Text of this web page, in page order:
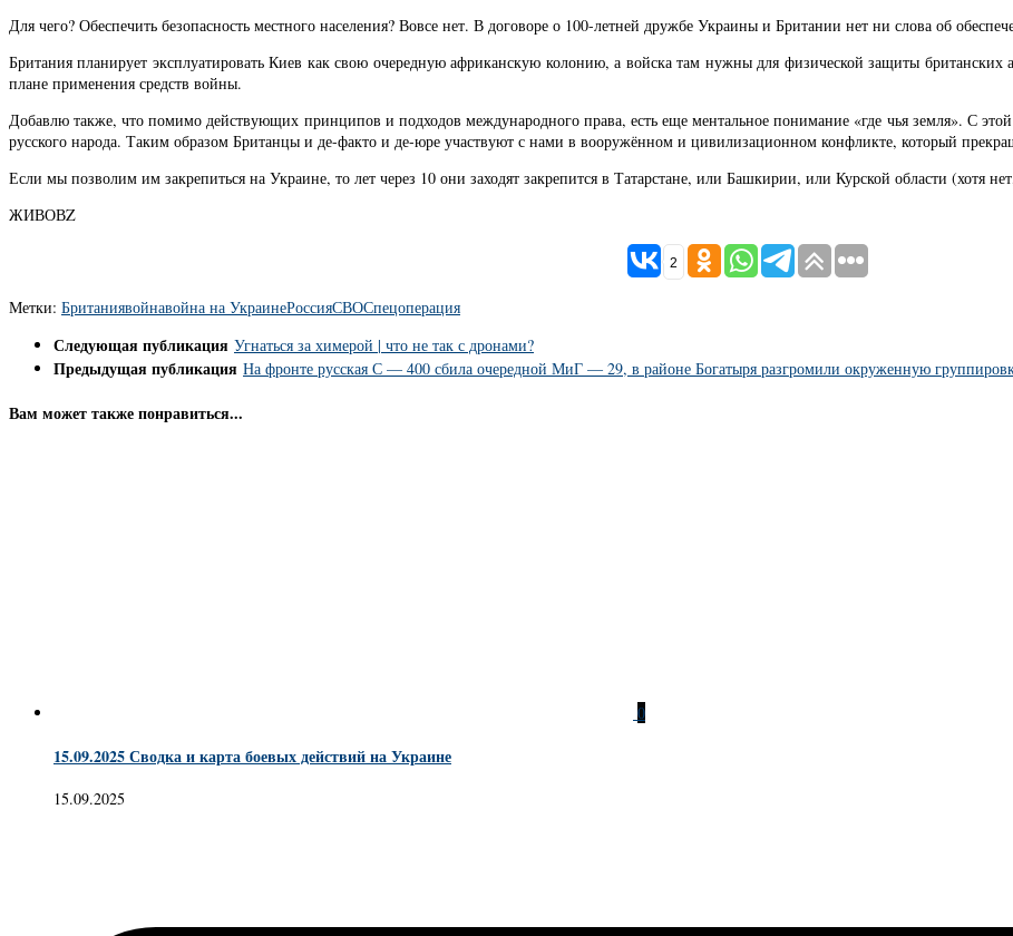
Для чего? Обеспечить безопасность местного населения? Вовсе нет. В договоре о 100-летней дружбе Украины и Британии нет ни слова об
Британия планирует эксплуатировать Киев как свою очередную африканскую колонию, а войска там нужны для физической защиты
плане применения средств войны.
Добавлю также, что помимо действующих принципов и подходов международного права, есть еще ментальное понимание «где чья земля». С
русского народа. Таким образом Британцы и де-факто и де-юре участвуют с нами в вооружённом и цивилизационном конфликте, который
Если мы позволим им закрепиться на Украине, то лет через 10 они заходят закрепится в Татарстане, или Башкирии, или Курской области (хотя
ЖИВОВZ
2
Метки: Британиявойнавойна на УкраинеРоссияСВОСпецоперация
Следующая публикация Угнаться за химерой | что не так с дронами?
Предыдущая публикация На фронте русская С — 400 сбила очередной МиГ — 29, в районе Богатыря разгромили окруженную
Вам может также понравиться...
0
15.09.2025 Сводка и карта боевых действий на Украине
15.09.2025